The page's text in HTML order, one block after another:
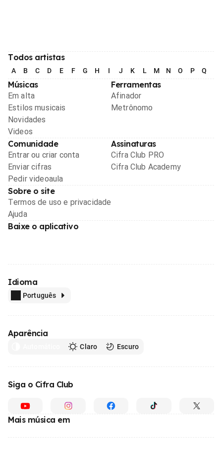
Todos artistas
A B C D E F G H I J K L M N O P Q
Músicas
Em alta
Estilos musicais
Novidades
Videos
Ferramentas
Afinador
Metrônomo
Comunidade
Entrar ou criar conta
Enviar cifras
Pedir videoaula
Assinaturas
Cifra Club PRO
Cifra Club Academy
Sobre o site
Termos de uso e privacidade
Ajuda
Baixe o aplicativo
Idioma
Português
Aparência
Claro Escuro
Siga o Cifra Club
Mais música em